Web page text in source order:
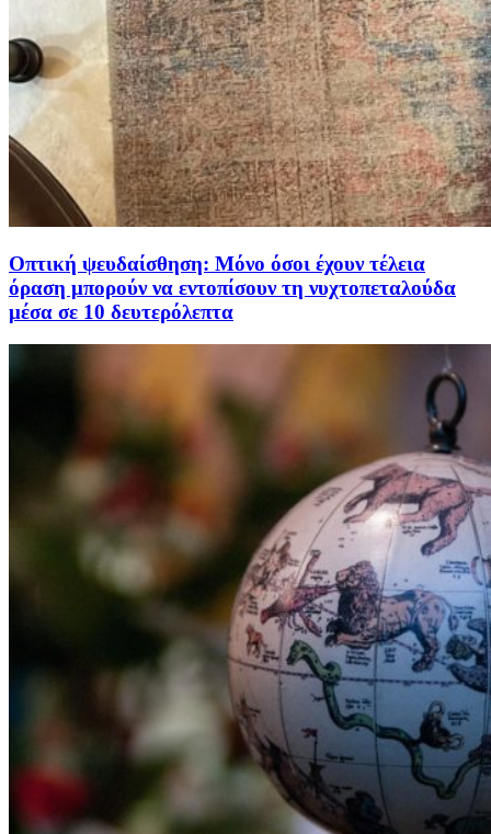
Οπτική ψευδαίσθηση: Μόνο όσοι έχουν τέλεια
όραση μπορούν να εντοπίσουν τη νυχτοπεταλούδα
μέσα σε 10 δευτερόλεπτα